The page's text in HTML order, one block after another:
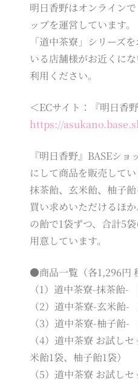
明日香野はオンライン
ップを運営しています。
「道中茶寮」シリーズ
いる店舗様がお近くに
利用ください。
＜ECサイト：『明日香
https://
『明日香野』BASEシ
にして商品を販売してい
抹茶飴、玄米飴、柚子
買い求めいただけるほ
の飴で1袋ずつ、合計5
用意しています。
●商品一覧（各1,296円
（1）道中茶寮-抹茶飴-
（2）道中茶寮-玄米飴
（3）道中茶寮-柚子飴
（4）道中茶寮 お試し
米飴1袋、柚子飴1袋）
（5）道中茶寮 お試し